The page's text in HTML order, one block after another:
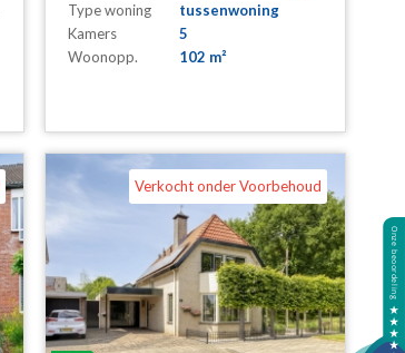
Type woning
tussenwoning
Kamers
5
Woonopp.
102 m²
Verkocht onder Voorbehoud